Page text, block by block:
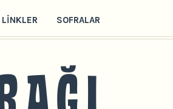
LINKLER SOFRALAR